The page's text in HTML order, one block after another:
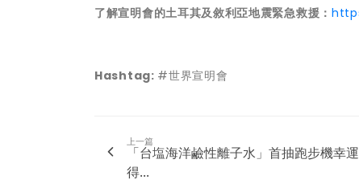
了解宣明會的土耳其及敘利亞地震緊急救援：
Hashtag: #世界宣明會
上一篇
「台塩海洋鹼性離子水」首抽跑步機幸運
得...